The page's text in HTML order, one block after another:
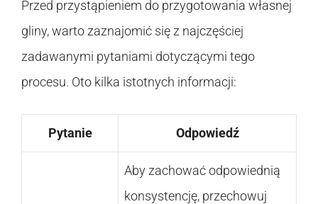
Przed przystąpieniem do przygotowania własnej
gliny, warto zaznajomić się z najczęściej
zadawanymi pytaniami dotyczącymi tego
procesu. Oto kilka istotnych informacji:
Pytanie Odpowiedź
Aby zachować odpowiednią
konsystencję, przechowuj